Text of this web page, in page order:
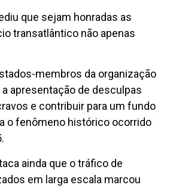
que sejam honradas as
transatlântico não apenas
membros da organização
apresentação de desculpas
e contribuir para um fundo
o fenômeno histórico ocorrido
ainda que o tráfico de
em larga escala marcou